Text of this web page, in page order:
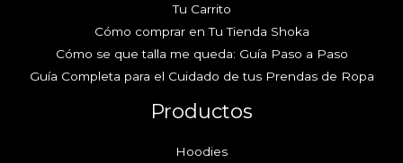
Tu Carrito
Cómo comprar en Tu Tienda Shoka
Cómo se que talla me queda: Guía Paso a Paso
Guía Completa para el Cuidado de tus Prendas de Ropa
Productos
Hoodies